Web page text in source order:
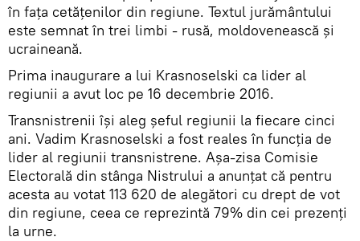
în fața cetățenilor din regiune. Textul jurământului
este semnat în trei limbi - rusă, moldovenească și
ucraineană.
Prima inaugurare a lui Krasnoselski ca lider al
regiunii a avut loc pe 16 decembrie 2016.
Transnistrenii își aleg șeful regiunii la fiecare cinci
ani. Vadim Krasnoselski a fost reales în funcția de
lider al regiunii transnistrene. Așa-zisa Comisie
Electorală din stânga Nistrului a anunțat că pentru
acesta au votat 113 620 de alegători cu drept de vot
din regiune, ceea ce reprezintă 79% din cei prezenți
la urne.